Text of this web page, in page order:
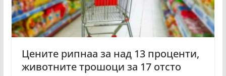
Цените рипнаа за над 13 проценти,
животните трошоци за 17 отсто